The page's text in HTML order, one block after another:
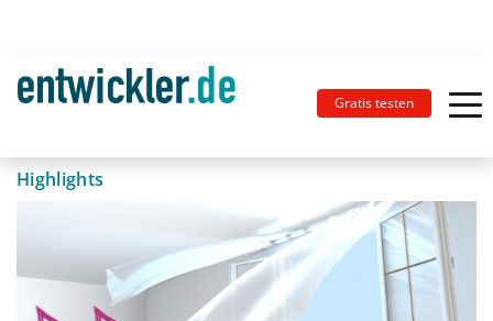
Gratis testen
Highlights